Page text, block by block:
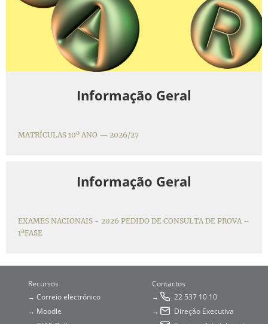
Informação Geral
MATRÍCULAS 10º ANO — 2026/27
Informação Geral
EXAMES NACIONAIS - 2026 PEDIDO DE CONSULTA DE PROVA –
1ªFASE
Recursos
→ Correio electrónico
→ Moodle
Contactos
→ 22 537 10 10
→ Direção Executiva